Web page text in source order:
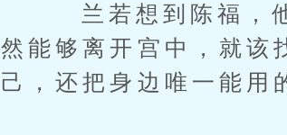
兰若想到陈福，他
然能够离开宫中，就该
己，还把身边唯一能用